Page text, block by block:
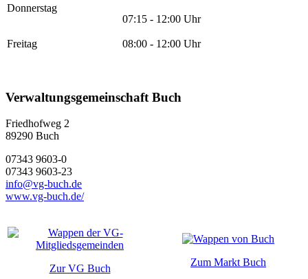
Donnerstag
07:15 - 12:00 Uhr
Freitag 08:00 - 12:00 Uhr
Verwaltungsgemeinschaft Buch
Friedhofweg 2
89290 Buch
07343 9603-0
07343 9603-23
info@vg-buch.de
www.vg-buch.de/
Zur VG Buch
Zum Markt Buch